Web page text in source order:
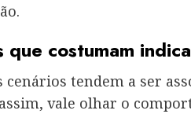
que costumam
cenários tendem a ser
vale olhar o